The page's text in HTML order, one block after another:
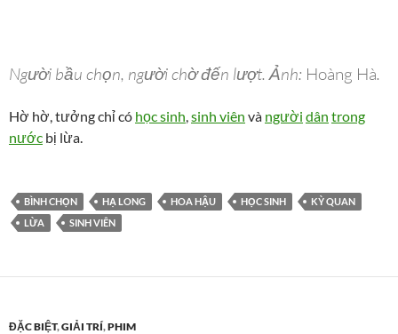
Người bầu chọn, người chờ đến lượt. Ảnh: Hoàng Hà.
Hờ hờ, tưởng chỉ có học sinh,sinh viên và người dân trong
nước bị lừa.
BÌNH CHỌN HẠ LONG HOA HẬU HỌC SINH
KỲ QUAN
LỪA
SINH VIÊN
ĐẶC BIỆT,GIẢI TRÍ,PHIM